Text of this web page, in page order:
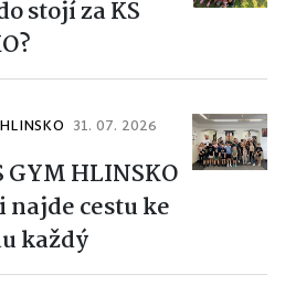
stojí za KS
31. 07. 2026
GYM HLINSKO
najde cestu ke
každý